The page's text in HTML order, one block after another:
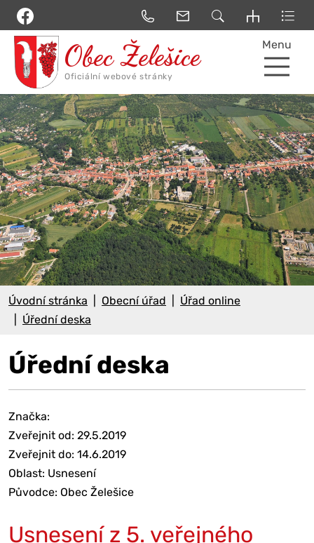
Menu
Úvodní stránka Obecní úřad
Úřad online
Úřední deska
Úřední deska
Značka:
Zveřejnit od: 29.5.2019
Zveřejnit do: 14.6.2019
Oblast: Usnesení
Původce: Obec Želešice
Usnesení z 5. veřejného